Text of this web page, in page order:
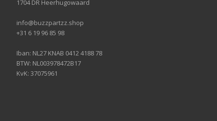
1704 DR Heerhugowaard
info@buzzpartzz.shop
+31 6 19 96 85 98
Iban: NL27 KNAB 0412 4188 78
BTW: NL003978472B17
KvK: 37075961